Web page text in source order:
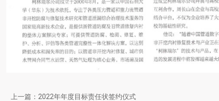
上一篇： 2022年年度目标责任状签约仪式